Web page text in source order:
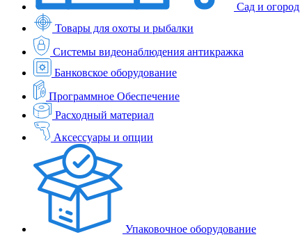
Сад и огород
Товары для охоты и рыбалки
Системы видеонаблюдения антикражка
Банковское оборудование
Программное Обеспечение
Расходный материал
Аксессуары и опции
Упаковочное оборудование